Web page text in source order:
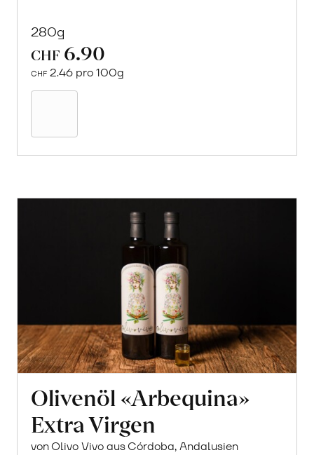
280g
CHF 6.90
CHF 2.46 pro 100g
Olivenöl «Arbequina»
Extra Virgen
von Olivo Vivo aus Córdoba, Andalusien